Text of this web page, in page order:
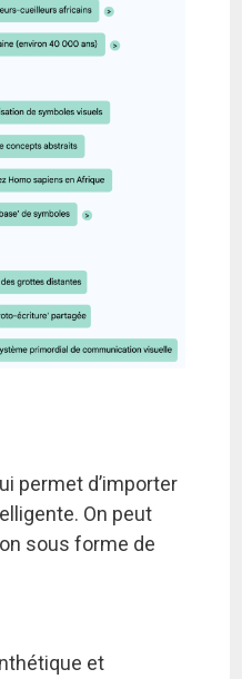
permet d’importer
On peut
sous forme de
et